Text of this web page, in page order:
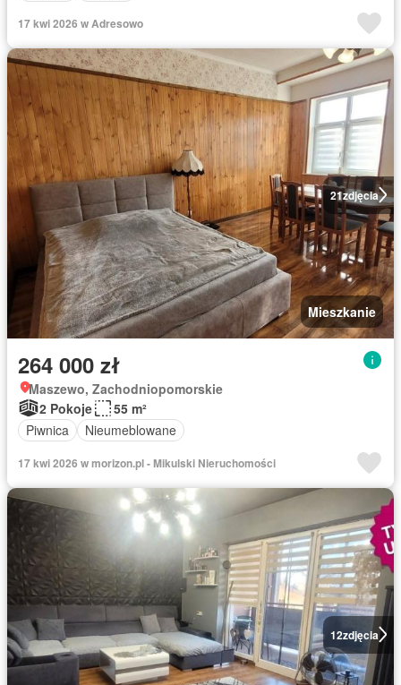
17 kwi 2026 w Adresowo
21zdjęcia
Mieszkanie
264 000 zł
Maszewo, Zachodniopomorskie
2 Pokoje
55 m²
Piwnica
Nieumeblowane
17 kwi 2026 w morizon.pl - Mikulski Nieruchomości
12zdjęcia